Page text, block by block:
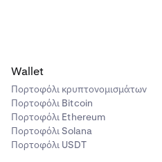
Wallet
Πορτοφόλι κρυπτονομισμάτων
Πορτοφόλι Bitcoin
Πορτοφόλι Ethereum
Πορτοφόλι Solana
Πορτοφόλι USDT